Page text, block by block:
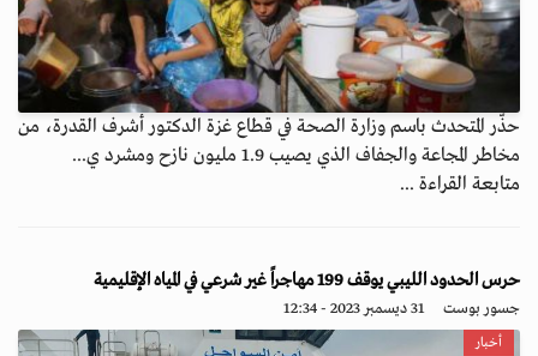
حذّر المتحدث باسم وزارة الصحة في قطاع غزة الدكتور أشرف القدرة، من
مخاطر المجاعة والجفاف الذي يصيب 1.9 مليون نازح ومشرد ي...
متابعة القراءة ...
حرس الحدود الليبي يوقف 199 مهاجراً غير شرعي في المياه ‏الإقليمية
جسور بوست 31 ديسمبر 2023 - 12:34
أخبار